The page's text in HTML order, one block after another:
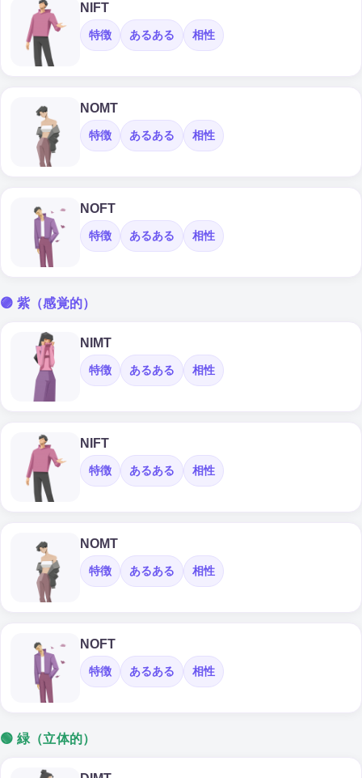
NIFT
特徴 あるある 相性
NOMT
特徴 あるある 相性
NOFT
特徴 あるある 相性
🟣 紫（感覚的）
NIMT
特徴 あるある 相性
NIFT
特徴 あるある 相性
NOMT
特徴 あるある 相性
NOFT
特徴 あるある 相性
🟢 緑（立体的）